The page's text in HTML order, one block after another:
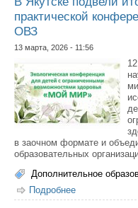
практической
ОВЗ
13 марта, 2026 - 11:56
в заочном формате и
образовательных
Дополнительное
Подробнее